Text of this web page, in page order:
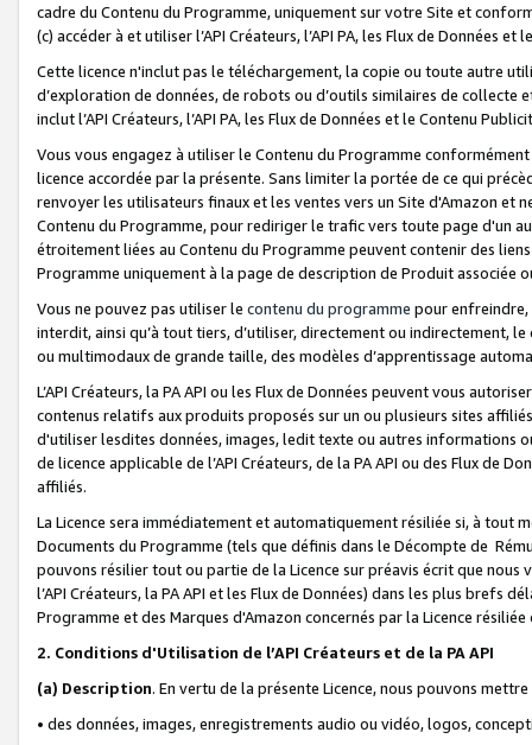
cadre du Contenu du Programme, uniquement sur votre Site et
(c) accéder à et utiliser l’API Créateurs, l’API PA, les Flux de Données
Cette licence n'inclut pas le téléchargement, la copie ou toute autre
d’exploration de données, de robots ou d’outils similaires de
inclut l’API Créateurs, l’API PA, les Flux de Données et le Contenu
Vous vous engagez à utiliser le Contenu du Programme
licence accordée par la présente. Sans limiter la portée de ce qui
renvoyer les utilisateurs finaux et les ventes vers un Site d'Amazon et
Contenu du Programme, pour rediriger le trafic vers toute page d'un
étroitement liées au Contenu du Programme peuvent contenir des
Programme uniquement à la page de description de Produit associée
Vous ne pouvez pas utiliser le contenu du programme pour
interdit, ainsi qu’à tout tiers, d’utiliser, directement ou indirectement,
ou multimodaux de grande taille, des modèles d’apprentissage
L’API Créateurs, la PA API ou les Flux de Données peuvent vous
contenus relatifs aux produits proposés sur un ou plusieurs sites
d'utiliser lesdites données, images, ledit texte ou autres informations
de licence applicable de l’API Créateurs, de la PA API ou des Flux de
affiliés.
La Licence sera immédiatement et automatiquement résiliée si, à
Documents du Programme (tels que définis dans le Décompte de
pouvons résilier tout ou partie de la Licence sur préavis écrit que
l’API Créateurs, la PA API et les Flux de Données) dans les plus
Programme et des Marques d'Amazon concernés par la Licence
2. Conditions d'Utilisation de l’API Créateurs et de la PA API
(a) Description. En vertu de la présente Licence, nous pouvons
• des données, images, enregistrements audio ou vidéo, logos,